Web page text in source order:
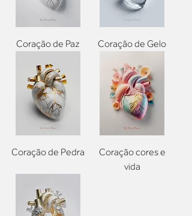
Coração de Paz Coração de Gelo
Coração de Pedra
Coração cores e
vida